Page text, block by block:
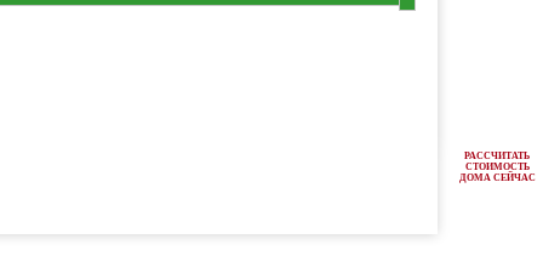
РАССЧИТАТЬ
СТОИМОСТЬ
ДОМА СЕЙЧАС